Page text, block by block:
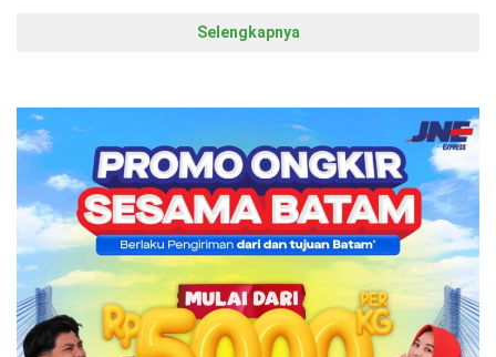
Selengkapnya